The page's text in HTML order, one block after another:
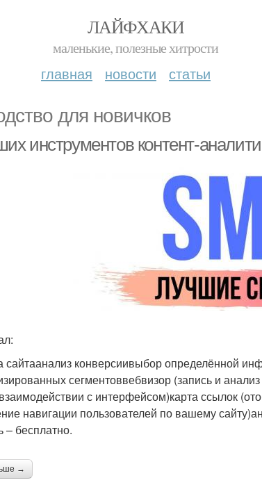
ЛАЙФХАКИ
маленькие, полезные хитрости
главная новости статьи
для новичков
инструментов контент-
сайтаанализ конверсиивыбор определённой
сегментоввебвизор (запись и
с интерфейсом)карта ссылок
навигации пользователей по вашему
– бесплатно.
→